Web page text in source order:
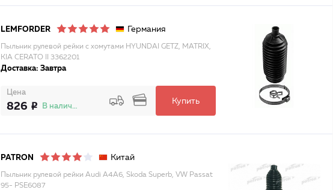
LEMFORDER Германия
Пыльник рулевой рейки с хомутами HYUNDAI GETZ, MATRIX,
KIA CERATO II 3362201
Доставка: Завтра
Цена
826 В наличии
Купить
PATRON Китай
Пыльник рулевой рейки Audi A4A6, Skoda Superb, VW Passat
95- PSE6087